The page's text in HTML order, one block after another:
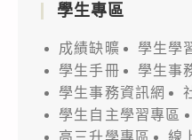
學生專區
成績缺曠
學生學
學生手冊
學生事
學生事務資訊網
學生自主學習專區
高三升學專區
線